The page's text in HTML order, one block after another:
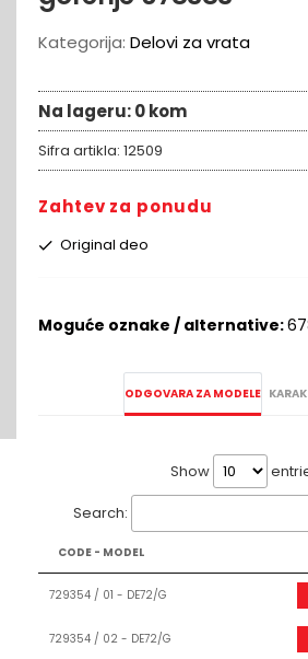
Kategorija: Delovi za vrata
Na lageru:0 kom
Sifra artikla: 12509
Zahtev za ponudu
Original deo
Moguće oznake / alternative:
ODGOVARA ZA MODELE
Show
Search:
CODE - MODEL
729354 / 01 - DE72/G
729354 / 02 - DE72/G